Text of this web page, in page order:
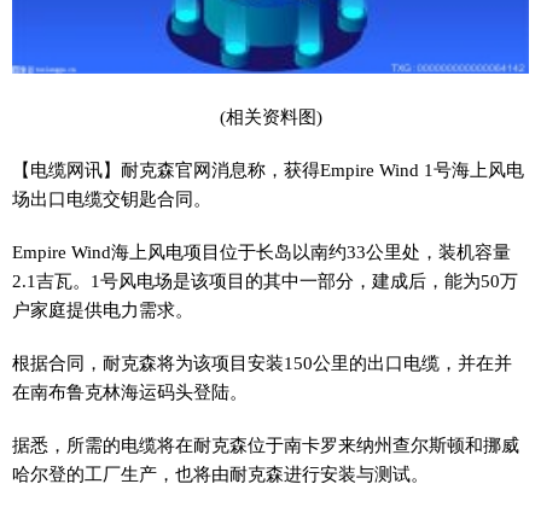
(相关资料图)
【电缆网讯】耐克森官网消息称，获得Empire Wind 1号海上风电
场出口电缆交钥匙合同。
Empire Wind海上风电项目位于长岛以南约33公里处，装机容量
2.1吉瓦。1号风电场是该项目的其中一部分，建成后，能为50万
户家庭提供电力需求。
根据合同，耐克森将为该项目安装150公里的出口电缆，并在并
在南布鲁克林海运码头登陆。
据悉，所需的电缆将在耐克森位于南卡罗来纳州查尔斯顿和挪威
哈尔登的工厂生产，也将由耐克森进行安装与测试。